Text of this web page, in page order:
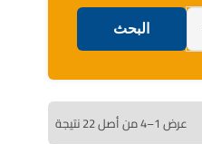
عرض 1–4 من أصل 22 نتيجة